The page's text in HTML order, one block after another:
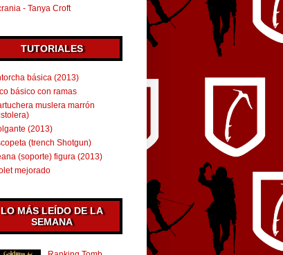
- Tanya Croft
TUTORIALES
básica (2013)
básico con ramas
muslera marrón
(2013)
(trench Shotgun)
(soporte) figura (2013)
mejorado
LO MÁS LEÍDO DE LA
SEMANA